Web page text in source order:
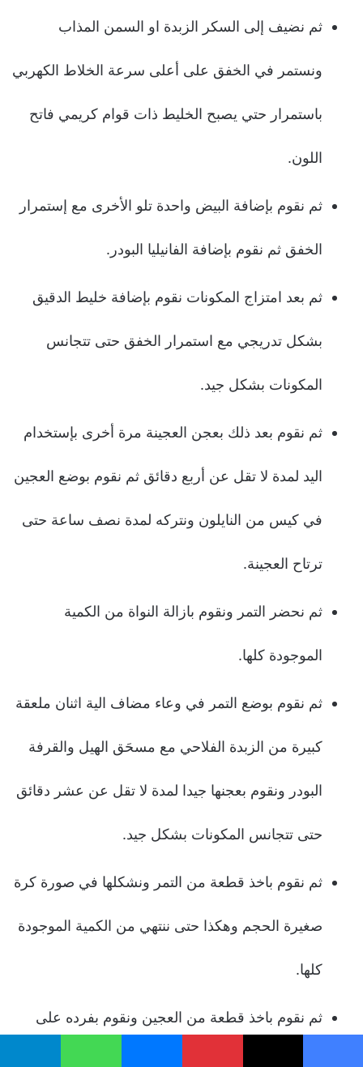
ثم نضيف إلى السكر الزبدة او السمن المذاب
ونستمر في الخفق على أعلى سرعة الخلاط الكهربي
باستمرار حتي يصبح الخليط ذات قوام كريمي فاتح
اللون.
ثم نقوم بإضافة البيض واحدة تلو الأخرى مع إستمرار
الخفق ثم نقوم بإضافة الفانيليا البودر.
ثم بعد امتزاج المكونات نقوم بإضافة خليط الدقيق
بشكل تدريجي مع استمرار الخفق حتى تتجانس
المكونات بشكل جيد.
ثم نقوم بعد ذلك بعجن العجينة مرة أخرى بإستخدام
اليد لمدة لا تقل عن أربع دقائق ثم نقوم بوضع العجين
في كيس من النايلون ونتركه لمدة نصف ساعة حتى
ترتاح العجينة.
ثم نحضر التمر ونقوم بازالة النواة من الكمية
الموجودة كلها.
ثم نقوم بوضع التمر في وعاء مضاف الية اثنان ملعقة
كبيرة من الزبدة الفلاحي مع مسحَق الهيل والقرفة
البودر ونقوم بعجنها جيدا لمدة لا تقل عن عشر دقائق
حتى تتجانس المكونات بشكل جيد.
ثم نقوم باخذ قطعة من التمر ونشكلها في صورة كرة
صغيرة الحجم وهكذا حتى ننتهي من الكمية الموجودة
كلها.
ثم نقوم باخذ قطعة من العجين ونقوم بفرده على